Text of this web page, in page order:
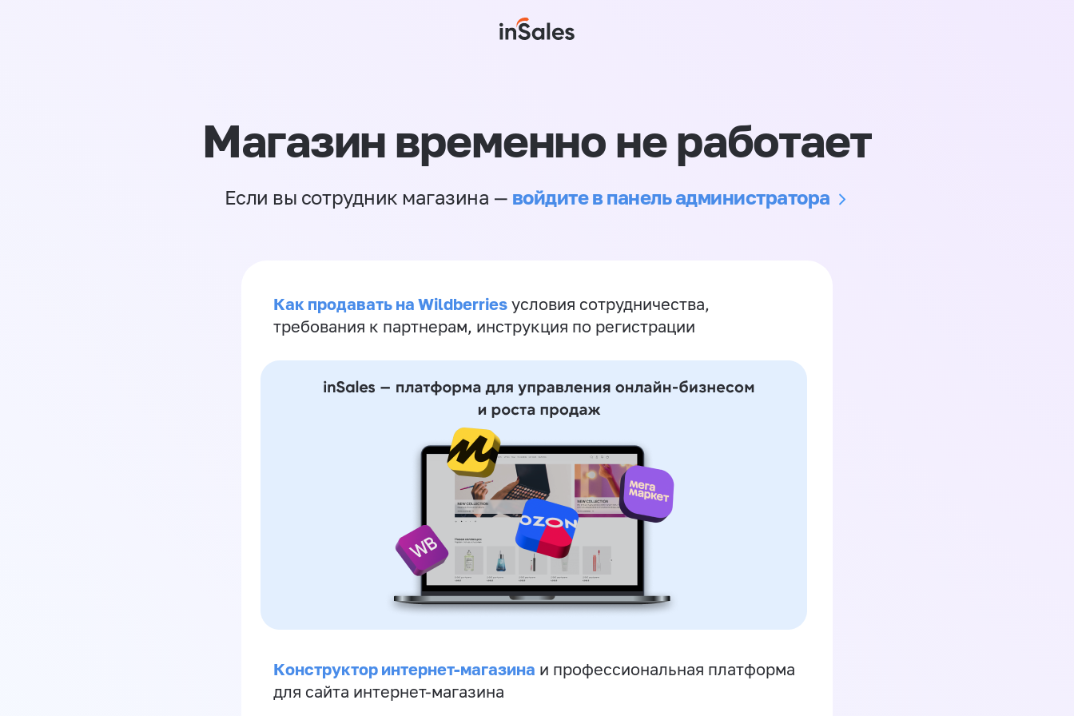
Магазин временно не работает
Если вы сотрудник магазина — войдите в панель администратора
Как продавать на Wildberries условия сотрудничества,
требования к партнерам, инструкция по регистрации
Конструктор интернет-магазина и профессиональная платформа
для сайта интернет-магазина